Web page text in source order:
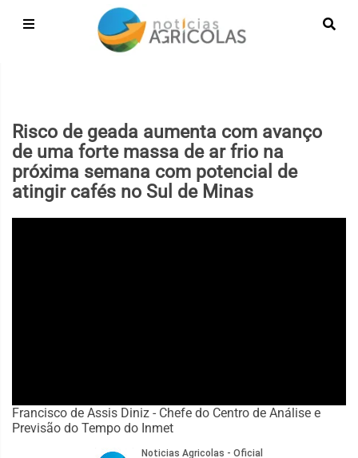
Risco de geada aumenta com avanço
de uma forte massa de ar frio na
próxima semana com potencial de
atingir cafés no Sul de Minas
Francisco de Assis Diniz - Chefe do Centro de Análise e
Previsão do Tempo do Inmet